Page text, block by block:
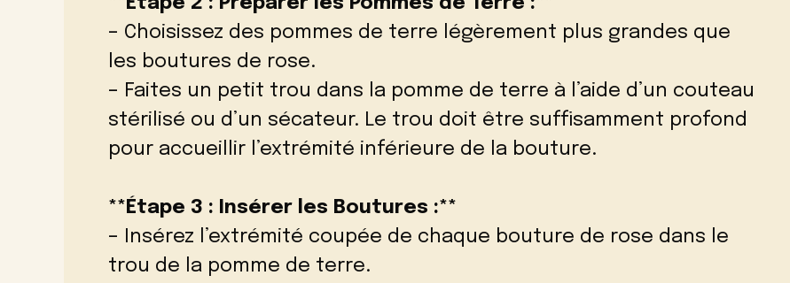
– Choisissez des pommes de terre légèrement plus grandes que
les boutures de rose.
– Faites un petit trou dans la pomme de terre à l’aide d’un couteau
stérilisé ou d’un sécateur. Le trou doit être suffisamment profond
pour accueillir l’extrémité inférieure de la bouture.
**Étape 3 : Insérer les Boutures :**
– Insérez l’extrémité coupée de chaque bouture de rose dans le
trou de la pomme de terre.